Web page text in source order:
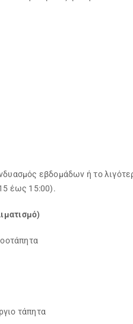
εβδομάδων ή το
έως 15:00).
τάπητα